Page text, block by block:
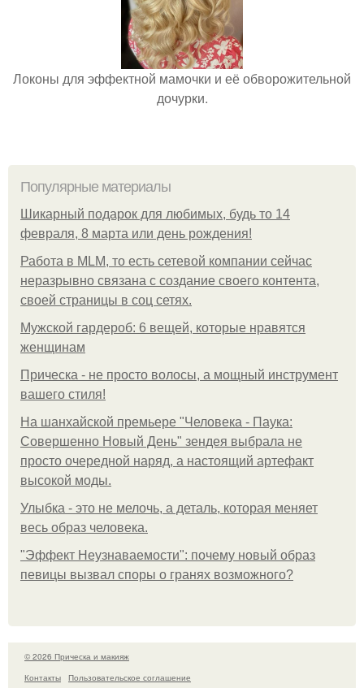
Локоны для эффектной мамочки и её обворожительной
дочурки.
Популярные материалы
Шикарный подарок для любимых, будь то 14
февраля, 8 марта или день рождения!
Работа в MLM, то есть сетевой компании сейчас
неразрывно связана с создание своего контента,
своей страницы в соц сетях.
Мужской гардероб: 6 вещей, которые нравятся
женщинам
Прическа - не просто волосы, а мощный инструмент
вашего стиля!
На шанхайской премьере "Человека - Паука:
Совершенно Новый День" зендея выбрала не
просто очередной наряд, а настоящий артефакт
высокой моды.
Улыбка - это не мелочь, а деталь, которая меняет
весь образ человека.
"Эффект Неузнаваемости": почему новый образ
певицы вызвал споры о гранях возможного?
© 2026 Прическа и макияж
Контакты
Пользовательское соглашение